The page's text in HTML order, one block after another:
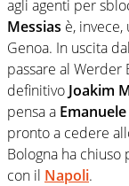
agli agenti per
Messias è,
Genoa. In uscita
passare al Werder
definitivo Joakim
pensa a
pronto a cedere
Bologna ha chiuso
con il Napoli.